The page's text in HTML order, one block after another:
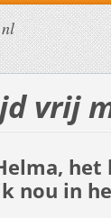
vrij
nou in